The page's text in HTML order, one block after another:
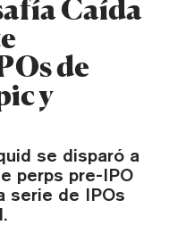
Caída
de
y
se disparó a
perps pre-IPO
serie de IPOs